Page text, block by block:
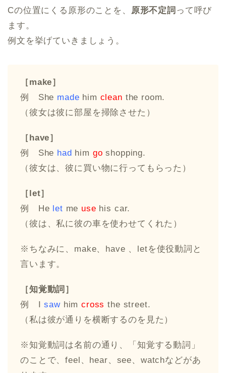
Cの位置にくる原形のことを、 原形不定詞 って呼び
ます。
例文を挙げていきましょう。
［make］
例 She made him clean the room.
（彼女は彼に部屋を掃除させた）
［have］
例 She had him go shopping.
（彼女は、彼に買い物に行ってもらった）
［let］
例 He let me use his car.
（彼は、私に彼の車を使わせてくれた）
※ちなみに、make、have 、letを使役動詞と
言います。
［知覚動詞］
例 Isawhimcross the street.
（私は彼が通りを横断するのを見た）
※知覚動詞は名前の通り、「知覚する動詞」
のことで、feel、hear、see、watchなどがあ